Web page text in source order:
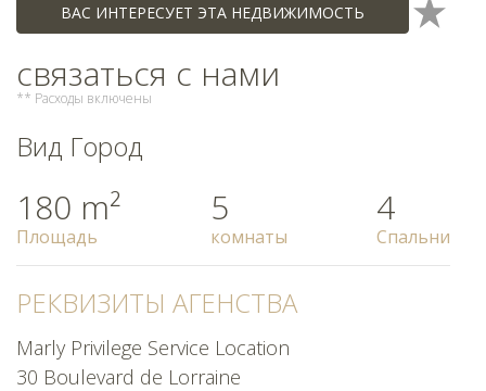
ВАС ИНТЕРЕСУЕТ ЭТА НЕДВИЖИМОСТЬ
связаться с нами
** Расходы включены
Вид Город
180 m²
Площадь
5
комнаты
4
Спальни
РЕКВИЗИТЫ АГЕНСТВА
Marly Privilege Service Location
30 Boulevard de Lorraine